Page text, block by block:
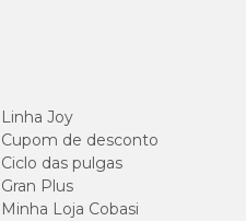
Linha Joy
Cupom de desconto
Ciclo das pulgas
Gran Plus
Minha Loja Cobasi